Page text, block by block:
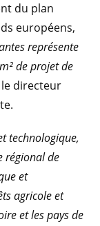
du plan
européens,
représente
de projet de
le directeur
technologique,
régional de
et
agricole et
et les pays de